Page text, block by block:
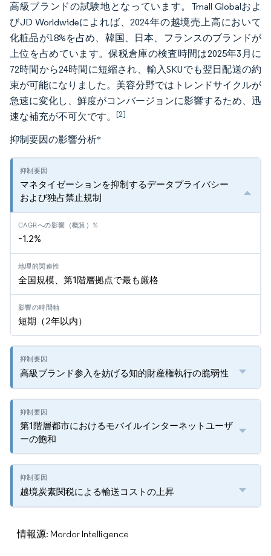
高級ブランドの試験地となっています。Tmall Globalおよ
びJD Worldwideによれば、2024年の越境売上高において
化粧品が18%を占め、韓国、日本、フランスのブランドが
上位を占めています。保税倉庫の検査時間は2025年3月に
72時間から24時間に短縮され、輸入SKUでも翌日配送の約
束が可能になりました。美容分野ではトレンドサイクルが
急速に変化し、鮮度がコンバージョンに影響するため、迅
速な補充が不可欠です。 [2]
抑制要因の影響分析*
マネタイゼーションを抑制するデータプライバシー
および独占禁止規制
-1.2%
全国規模、第1階層拠点で最も厳格
短期（2年以内）
高級ブランド参入を妨げる知的財産権執行の脆弱性
第1階層都市におけるモバイルインターネットユーザ
ーの飽和
越境炭素関税による輸送コストの上昇
情報源: Mordor Intelligence